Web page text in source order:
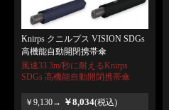
Knirps クニルプス VISION SDGs
高機能自動開閉携帯傘
風速33.3m/秒に耐えるKnirps
SDGs 高機能自動開閉携帯傘
￥9,130→ ￥8,034(税込)